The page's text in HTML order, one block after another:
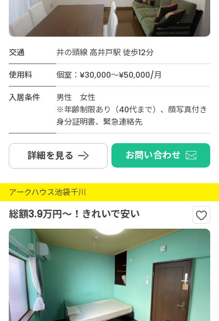
交通
井の頭線 高井戸駅 徒歩12分
使用料
個室：¥30,000～¥50,000/月
入居条件
男性 女性
※年齢制限あり（40代まで）、顔写真付き
身分証明書、緊急連絡先
詳細を見る お問い合わせ
アークハウス池袋千川
総額3.9万円～！きれいで安い